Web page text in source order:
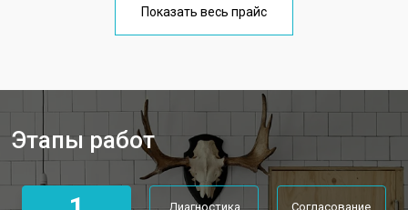
Замена термостата от 1700 ₽
Замена мотор-компрессора от 3650 ₽ Заказать
Замена нагревателя испарителя от 2550 ₽
Замена нагревателя оттайки от 2300 ₽ Заказать
Показать весь прайс
Этапы работ
Диагностика Согласование